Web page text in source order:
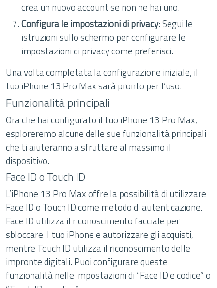
crea un nuovo account se non ne hai uno.
Configura le impostazioni di privacy: Segui le
istruzioni sullo schermo per configurare le
impostazioni di privacy come preferisci.
Una volta completata la configurazione iniziale, il
tuo iPhone 13 Pro Max sarà pronto per l’uso.
Funzionalità principali
Ora che hai configurato il tuo iPhone 13 Pro Max,
esploreremo alcune delle sue funzionalità principali
che ti aiuteranno a sfruttare al massimo il
dispositivo.
Face ID o Touch ID
L’iPhone 13 Pro Max offre la possibilità di utilizzare
Face ID o Touch ID come metodo di autenticazione.
Face ID utilizza il riconoscimento facciale per
sbloccare il tuo iPhone e autorizzare gli acquisti,
mentre Touch ID utilizza il riconoscimento delle
impronte digitali. Puoi configurare queste
funzionalità nelle impostazioni di “Face ID e codice” o